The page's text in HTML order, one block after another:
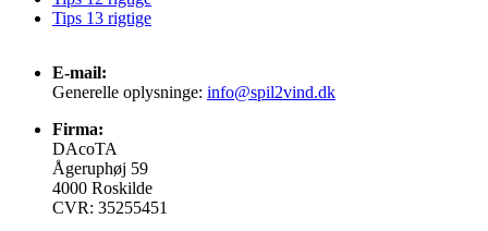
Tips 13 rigtige
E-mail:
Generelle oplysninge: info@spil2vind.dk
Firma:
DAcoTA
Ågeruphøj 59
4000 Roskilde
CVR: 35255451